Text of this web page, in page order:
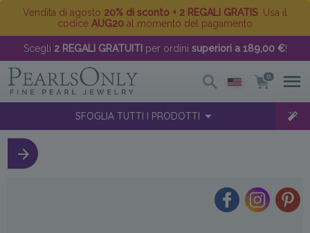
Vendita di agosto 20% di sconto + 2 REGALI GRATIS . Usa il
codice AUG20 al momento del pagamento
Scegli 2 REGALI GRATUITI per ordini superiori a 189,00 €!
0
SFOGLIA TUTTI I PRODOTTI